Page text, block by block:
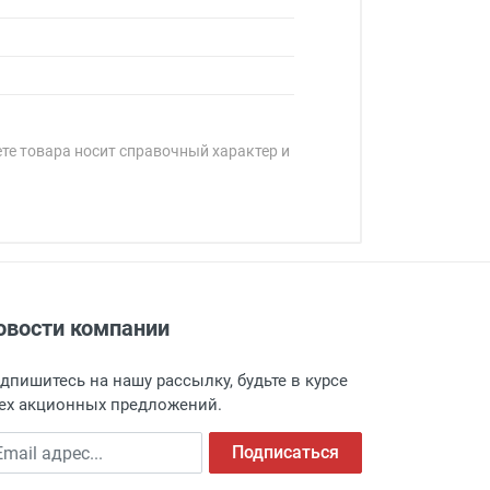
товара носит справочный характер и
г. Москва, Переведеновский
о поступлении товара.
пункт выдачи, чтобы избежать
компании
на нашу рассылку, будьте в курсе
акционных предложений.
адрес Подписаться